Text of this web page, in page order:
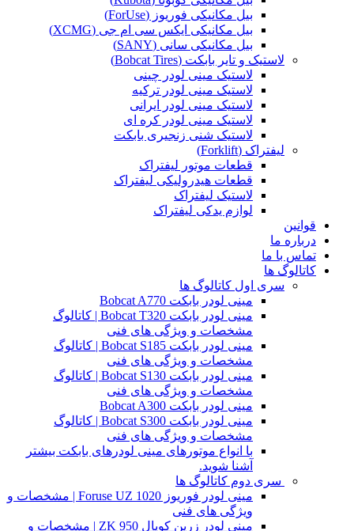
بیل مکانیکی فوریوز (ForUse)
بیل مکانیکی ایکس سی ام جی (XCMG)
بیل مکانیکی سانی (SANY)
لاستیک و تایر بابکت (Bobcat Tires)
لاستیک مینی لودر چینی
لاستیک مینی لودر ترکیه
لاستیک مینی لودر ایرانی
لاستیک مینی لودر کره ای
لاستیک شنی زنجیری بابکت
لیفتراک (Forklift)
قطعات موتور لیفتراک
قطعات هیدرولیکی لیفتراک
لاستیک لیفتراک
لوازم یدکی لیفتراک
قوانین
درباره ما
تماس با ما
کاتالوگ ها
سری اول کاتالوگ ها
مینی لودر بابکت Bobcat A770
مینی لودر بابکت Bobcat T320 | کاتالوگ
مشخصات و ویژگی های فنی
مینی لودر بابکت Bobcat S185 | کاتالوگ
مشخصات و ویژگی های فنی
مینی لودر بابکت Bobcat S130 | کاتالوگ
مشخصات و ویژگی های فنی
مینی لودر بابکت Bobcat A300
مینی لودر بابکت Bobcat S300 | کاتالوگ
مشخصات و ویژگی های فنی
با انواع موتورهای مینی لودرهای بابکت بیشتر
آشنا شوید.
سری دوم کاتالوگ ها
مینی لودر فوریوز Foruse UZ 1020 | مشخصات و
ویژگی های فنی
مینی لودر زرین کوپال ZK 950 | مشخصات و